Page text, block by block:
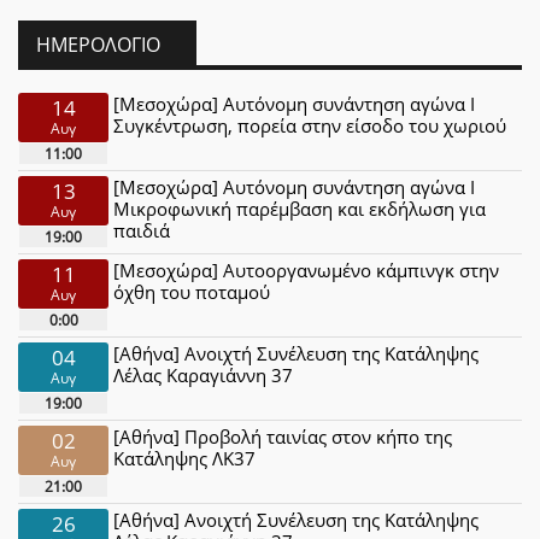
ΗΜΕΡΟΛΌΓΙΟ
14
Αυγ
11:00
[Μεσοχώρα] Αυτόνομη συνάντηση αγώνα Ι
Συγκέντρωση, πορεία στην είσοδο του χωριού
13
Αυγ
19:00
[Μεσοχώρα] Αυτόνομη συνάντηση αγώνα Ι
Μικροφωνική παρέμβαση και εκδήλωση για
παιδιά
11
Αυγ
0:00
[Μεσοχώρα] Αυτοοργανωμένο κάμπινγκ στην
όχθη του ποταμού
04
Αυγ
19:00
[Αθήνα] Ανοιχτή Συνέλευση της Κατάληψης
Λέλας Καραγιάννη 37
02
Αυγ
21:00
[Αθήνα] Προβολή ταινίας στον κήπο της
Κατάληψης ΛΚ37
26
[Αθήνα] Ανοιχτή Συνέλευση της Κατάληψης